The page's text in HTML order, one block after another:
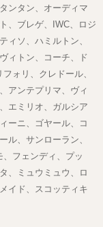
ンタン、オーディマ
、ブレゲ、IWC、ロジ
ィソ、ハミルトン、
ィトン、コーチ、ド
ォリ、クレドール、
アンテプリマ、ヴィ
エミリオ、ガルシア
ーニ、ゴヤール、コ
ル、サンローラン、
、フェンディ、プッ
、ミュウミュウ、ロ
イド、スコッティキ